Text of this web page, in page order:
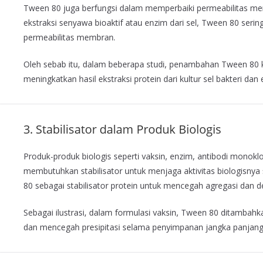
Tween 80 juga berfungsi dalam memperbaiki permeabilitas
ekstraksi senyawa bioaktif atau enzim dari sel, Tween 80
permeabilitas membran.
Oleh sebab itu, dalam beberapa studi, penambahan Tween
meningkatkan hasil ekstraksi protein dari kultur sel bakteri dan
3. Stabilisator dalam Produk Biologis
Produk-produk biologis seperti vaksin, enzim, antibodi
membutuhkan stabilisator untuk menjaga aktivitas
80 sebagai stabilisator protein untuk mencegah agregasi dan
Sebagai ilustrasi, dalam formulasi vaksin, Tween 80
dan mencegah presipitasi selama penyimpanan jangka